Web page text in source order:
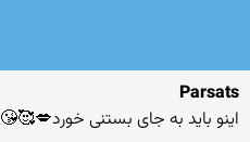
Parsats
اینو باید به جای بستنی خورد💋🥰😘